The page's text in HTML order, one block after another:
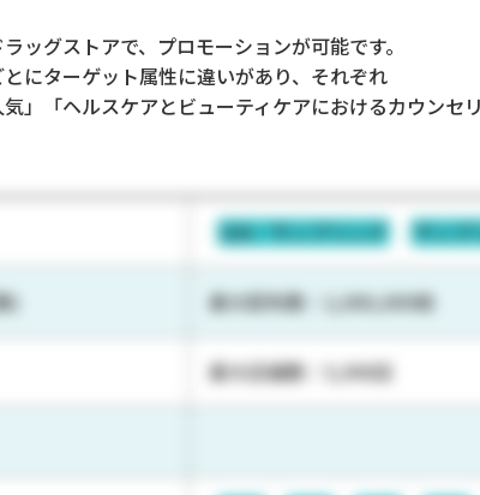
ッグストアで、プロモーションが可能です。
にターゲット属性に違いがあり、それぞれ
気」「ヘルスケアとビューティケアにおけるカウン
DM／サンプリング サンプ
) 最大配布数：2,000,000個
最大店舗数：5,000店